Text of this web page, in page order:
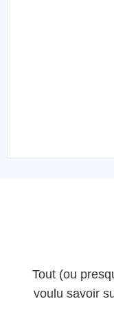
Tout (ou
voulu savoir